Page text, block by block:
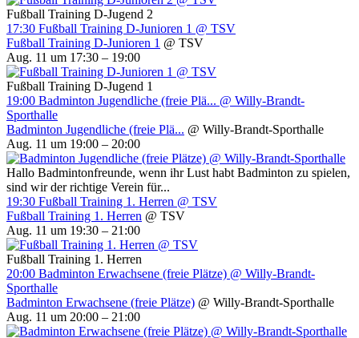
Fußball Training D-Jugend 2
17:30 Fußball Training D-Junioren 1 @ TSV
Fußball Training D-Junioren 1 @ TSV
Aug. 11 um 17:30 – 19:00
Fußball Training D-Jugend 1
19:00 Badminton Jugendliche (freie Plä... @ Willy-Brandt-
Sporthalle
Badminton Jugendliche (freie Plä... @ Willy-Brandt-Sporthalle
Aug. 11 um 19:00 – 20:00
Hallo Badmintonfreunde, wenn ihr Lust habt Badminton zu spielen,
sind wir der richtige Verein für...
19:30 Fußball Training 1. Herren @ TSV
Fußball Training 1. Herren @ TSV
Aug. 11 um 19:30 – 21:00
Fußball Training 1. Herren
20:00 Badminton Erwachsene (freie Plätze) @ Willy-Brandt-
Sporthalle
Badminton Erwachsene (freie Plätze) @ Willy-Brandt-Sporthalle
Aug. 11 um 20:00 – 21:00